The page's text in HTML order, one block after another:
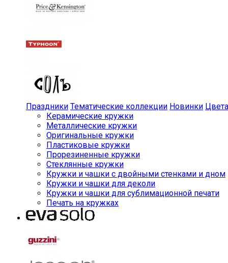
Праздники Тематические коллекции Новинки Цвета
Керамические кружки
Металлические кружки
Оригинальные кружки
Пластиковые кружки
Прорезиненные кружки
Стеклянные кружки
Кружки и чашки с двойными стенками и дном
Кружки и чашки для деколи
Кружки и чашки для сублимационной печати
Печать на кружках